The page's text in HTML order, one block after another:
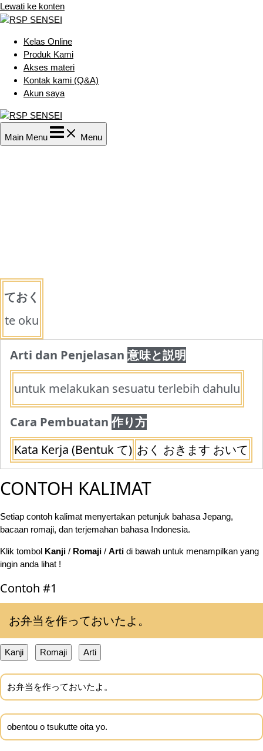
Lewati ke konten
Kelas Online
Produk Kami
Akses materi
Kontak kami (Q&A)
Akun saya
Main Menu Menu
ておく
te oku
Arti dan Penjelasan 意味と説明
untuk melakukan sesuatu terlebih dahulu
Cara Pembuatan 作り方
Kata Kerja (Bentuk て) おく おきます おいて
CONTOH KALIMAT
Setiap contoh kalimat menyertakan petunjuk bahasa Jepang,
bacaan romaji, dan terjemahan bahasa Indonesia.
Klik tombol Kanji / Romaji / Arti di bawah untuk menampilkan yang
ingin anda lihat !
Contoh #1
お弁当を作っておいたよ。
Kanji Romaji Arti
お弁当を作っておいたよ。
obentou o tsukutte oita yo.